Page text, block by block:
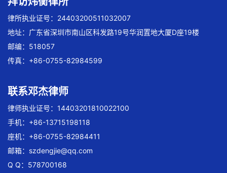
律所执业证号：24403200511032007
地址：广东省深圳市南山区科发路19号华润置地大厦D座19楼
邮编：518057
传真：+86-0755-82984599
联系邓杰律师
律师执业证号：14403201810022100
手机：+86-13715198118
座机：+86-0755-82984411
邮箱： szdengjie@qq.com
Q Q：578700168